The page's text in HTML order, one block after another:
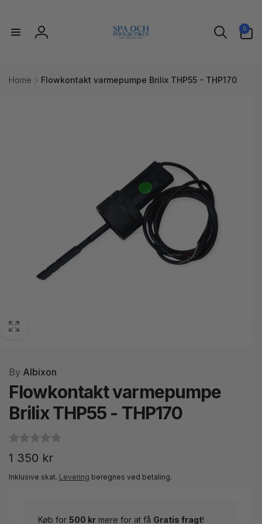
Log
0
varer
Home
Flowkontakt varmepumpe Brilix THP55 - THP170
By Albixon
Flowkontakt varmepumpe
Brilix THP55 - THP170
Normalpris
1 350 kr
Inklusive skat. Levering beregnes ved betaling.
Køb for 500 kr mere for at få Gratis fragt!